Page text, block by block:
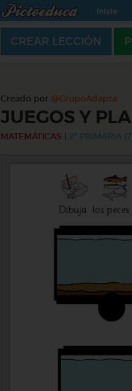
Inicio
CREAR LECCIÓN
Creado por @GrupoAdapta
JUEGOS Y
MATEMÁTICAS 2º PRIMARIA